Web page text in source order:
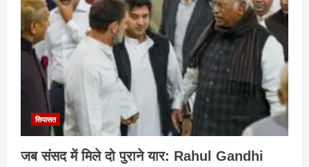
हटाने
का
आह्वान
किया
सियासत
जब संसद में मिले दो पुराने यार: Rahul Gandhi